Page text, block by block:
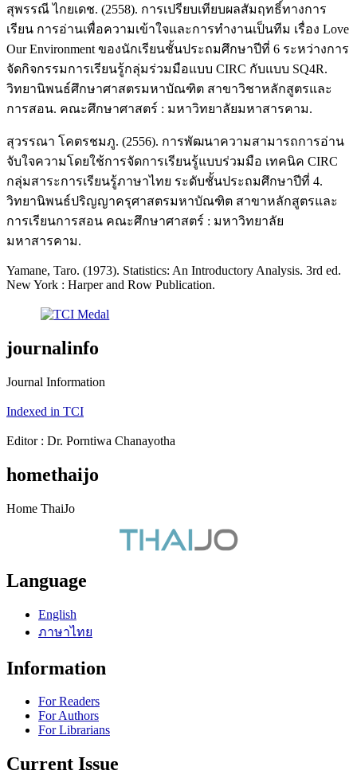
สุพรรณี ไกยเดช. (2558). การเปรียบเทียบผลสัมฤทธิ์ทางการ
เรียน การอ่านเพื่อความเข้าใจและการทำงานเป็นทีม เรื่อง Love
Our Environment ของนักเรียนชั้นประถมศึกษาปีที่ 6 ระหว่างการ
จัดกิจกรรมการเรียนรู้กลุ่มร่วมมือแบบ CIRC กับแบบ SQ4R.
วิทยานิพนธ์ศึกษาศาสตรมหาบัณฑิต สาขาวิชาหลักสูตรและ
การสอน. คณะศึกษาศาสตร์ : มหาวิทยาลัยมหาสารคาม.
สุวรรณา โคตรชมภู. (2556). การพัฒนาความสามารถการอ่าน
จับใจความโดยใช้การจัดการเรียนรู้แบบร่วมมือ เทคนิค CIRC
กลุ่มสาระการเรียนรู้ภาษาไทย ระดับชั้นประถมศึกษาปีที่ 4.
วิทยานิพนธ์ปริญญาครุศาสตรมหาบัณฑิต สาขาหลักสูตรและ
การเรียนการสอน คณะศึกษาศาสตร์ : มหาวิทยาลัย
มหาสารคาม.
Yamane, Taro. (1973). Statistics: An Introductory Analysis. 3rd ed.
New York : Harper and Row Publication.
journalinfo
Journal Information
Indexed in TCI
Editor : Dr. Porntiwa Chanayotha
homethaijo
Home ThaiJo
Language
English
ภาษาไทย
Information
For Readers
For Authors
For Librarians
Current Issue